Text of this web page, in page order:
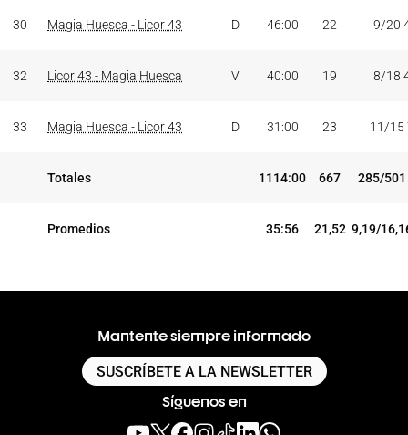
30 Magia Huesca - Licor 43 D 46:00 22 9/20
32 Licor 43 - Magia Huesca V 40:00 19 8/18
33 Magia Huesca - Licor 43 D 31:00 23 11/15
Totales 1114:00 667 285/501
Promedios 35:56 21,52 9,19/
Mantente siempre informado
SUSCRÍBETE A LA NEWSLETTER
Síguenos en